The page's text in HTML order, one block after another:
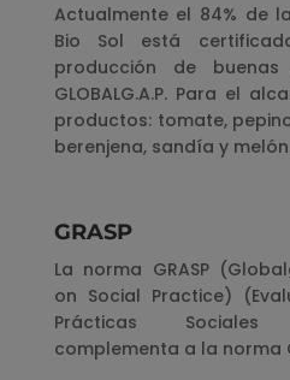
Actualmente el 84% de
Bio Sol está
producción de
GLOBALG.A.P. Para el
productos: tomate,
berenjena, sandía y
GRASP
La norma GRASP
on Social Practice)
Prácticas
complementa a la norma